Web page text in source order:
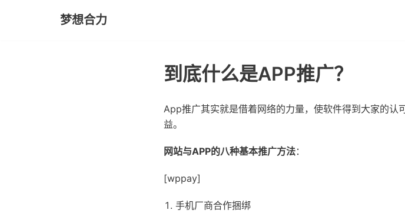
梦想合力
到底什么是APP推广？
App推广其实就是借着网络的力量，使软件得到大家的
益。
网站与APP的八种基本推广方法：
[wppay]
手机厂商合作捆绑